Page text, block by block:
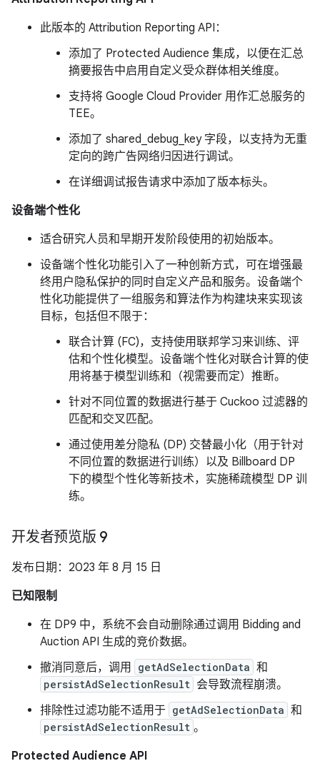
此版本的 Attribution Reporting API：
添加了 Protected Audience 集成，以便在汇总
摘要报告中启用自定义受众群体相关维度。
支持将 Google Cloud Provider 用作汇总服务的
TEE。
添加了 shared_debug_key 字段，以支持为无重
定向的跨广告网络归因进行调试。
在详细调试报告请求中添加了版本标头。
设备端个性化
适合研究人员和早期开发阶段使用的初始版本。
设备端个性化功能引入了一种创新方式，可在增强最
终用户隐私保护的同时自定义产品和服务。设备端个
性化功能提供了一组服务和算法作为构建块来实现该
目标，包括但不限于：
联合计算 (FC)，支持使用联邦学习来训练、评
估和个性化模型。设备端个性化对联合计算的使
用将基于模型训练和（视需要而定）推断。
针对不同位置的数据进行基于 Cuckoo 过滤器的
匹配和交叉匹配。
通过使用差分隐私 (DP) 交替最小化（用于针对
不同位置的数据进行训练）以及 Billboard DP
下的模型个性化等新技术，实施稀疏模型 DP 训
练。
开发者预览版 9
发布日期：2023 年 8 月 15 日
已知限制
在 DP9 中，系统不会自动删除通过调用 Bidding and
Auction API 生成的竞价数据。
撤消同意后，调用
getAdSelectionData 和
persistAdSelectionResult 会导致流程崩溃。
排除性过滤功能不适用于 getAdSelectionData 和
persistAdSelectionResult 。
Protected Audience API